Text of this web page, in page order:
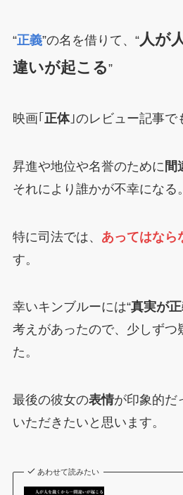
“正義”の名を借りて、“人が
違いが起こる”
映画｢ 正体｣のレビュー記事で
昇進や地位や名誉のために 間
それにより誰かが不幸になる。
特に司法では、 あってはなら
す。
幸いキンブルーには“真実が
考えがあったので、少しずつ
た。
最後の彼女の表情が印象的だ
いただきたいと思います。
あわせて読みたい